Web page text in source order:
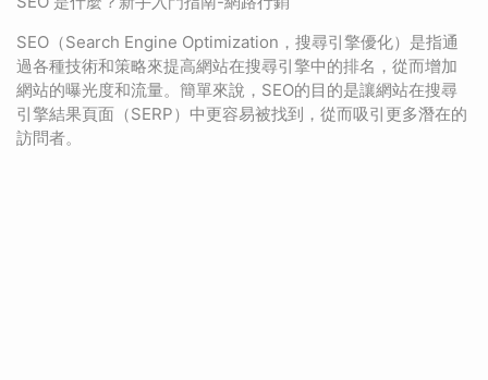
SEO（Search Engine Optimization，搜尋引擎優化）是指通
過各種技術和策略來提高網站在搜尋引擎中的排名，從而增加
網站的曝光度和流量。簡單來說，SEO的目的是讓網站在搜尋
引擎結果頁面（SERP）中更容易被找到，從而吸引更多潛在的
訪問者。